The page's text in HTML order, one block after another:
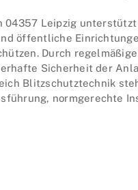
Leipzig unterstützt
öffentliche
Durch
Sicherheit der
Blitzschutztechnik
normgerechte